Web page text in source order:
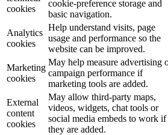
cookies
cookie-preference storage and
basic navigation.
Analytics
cookies
Help understand visits, page
usage and performance so the
website can be improved.
Marketing
cookies
May help measure advertising
campaign performance if
marketing tools are added.
External
content
cookies
May allow third-party maps,
videos, widgets, chat tools or
social media embeds to work if
they are added.